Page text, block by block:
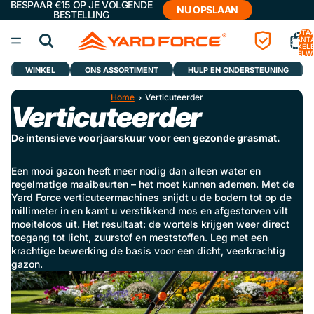
BESPAAR €15 OP JE VOLGENDE
BESTELLING
NU OPSLAAN
WINKEL ONS ASSORTIMENT HULP EN ONDERSTEUNING
Home Verticuteerder
Verticuteerder
De intensieve voorjaarskuur voor een gezonde grasmat.
Een mooi gazon heeft meer nodig dan alleen water en
regelmatige maaibeurten – het moet kunnen ademen. Met de
Yard Force verticuteermachines snijdt u de bodem tot op de
millimeter in en kamt u verstikkend mos en afgestorven vilt
moeiteloos uit. Het resultaat: de wortels krijgen weer direct
toegang tot licht, zuurstof en meststoffen. Leg met een
krachtige bewerking de basis voor een dicht, veerkrachtig
gazon.